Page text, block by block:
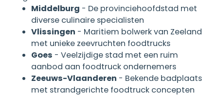
Middelburg - De provinciehoofdstad met
diverse culinaire specialisten
Vlissingen - Maritiem bolwerk van Zeeland
met unieke zeevruchten foodtrucks
Goes - Veelzijdige stad met een ruim
aanbod aan foodtruck ondernemers
Zeeuws-Vlaanderen - Bekende badplaats
met strandgerichte foodtruck concepten